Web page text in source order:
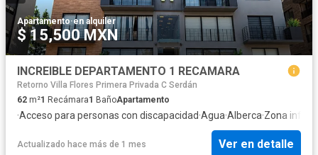
Apartamento·en alquiler
$ 15,500 MXN
INCREIBLE DEPARTAMENTO 1 RECAMARA
Retorno Villa Flores Primera Privada C Serdán
62 m²1 Recámara1 BañoApartamento
·Acceso para personas con discapacidad·Agua·Alberca·Zona
Actualizado hace más de 1 mes Ver en detalle